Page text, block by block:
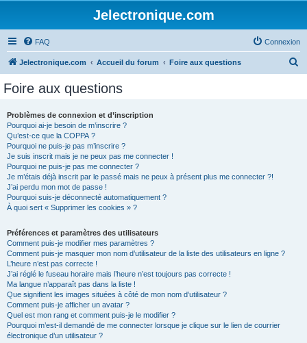
Jelectronique.com
FAQ Connexion
Jelectronique.com Accueil du forum Foire aux questions
Foire aux questions
Problèmes de connexion et d’inscription
Pourquoi ai-je besoin de m’inscrire ?
Qu’est-ce que la COPPA ?
Pourquoi ne puis-je pas m’inscrire ?
Je suis inscrit mais je ne peux pas me connecter !
Pourquoi ne puis-je pas me connecter ?
Je m’étais déjà inscrit par le passé mais ne peux à présent plus me connecter ?!
J’ai perdu mon mot de passe !
Pourquoi suis-je déconnecté automatiquement ?
À quoi sert « Supprimer les cookies » ?
Préférences et paramètres des utilisateurs
Comment puis-je modifier mes paramètres ?
Comment puis-je masquer mon nom d’utilisateur de la liste des utilisateurs en ligne ?
L’heure n’est pas correcte !
J’ai réglé le fuseau horaire mais l’heure n’est toujours pas correcte !
Ma langue n’apparaît pas dans la liste !
Que signifient les images situées à côté de mon nom d’utilisateur ?
Comment puis-je afficher un avatar ?
Quel est mon rang et comment puis-je le modifier ?
Pourquoi m’est-il demandé de me connecter lorsque je clique sur le lien de courrier
électronique d’un utilisateur ?